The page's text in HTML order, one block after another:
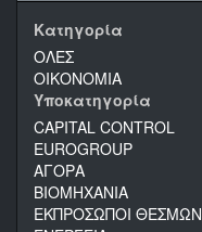
Κατηγορία
ΟΛΕΣ
ΟΙΚΟΝΟΜΙΑ
Υποκατηγορία
CAPITAL CONTROL
EUROGROUP
ΑΓΟΡΑ
ΒΙΟΜΗΧΑΝΙΑ
ΕΚΠΡΟΣΩΠΟΙ ΘΕΣΜΩΝ